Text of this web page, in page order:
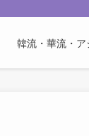
韓流・華流・ア